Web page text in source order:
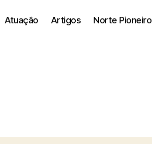
Atuação Artigos Norte Pioneiro